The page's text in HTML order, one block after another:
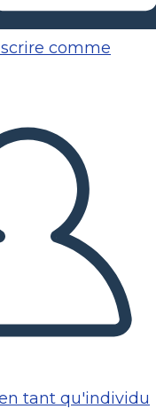
comme
tant qu'individu